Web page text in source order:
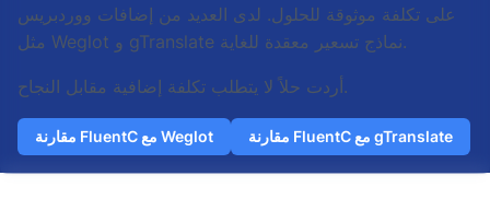
على تكلفة موثوقة للحلول. لدى العديد من إضافات ووردبريس
مثل Weglot و gTranslate نماذج تسعير معقدة للغاية.
أردت حلاً لا يتطلب تكلفة إضافية مقابل النجاح.
مقارنة FluentC مع Weglot مقارنة FluentC مع gTranslate